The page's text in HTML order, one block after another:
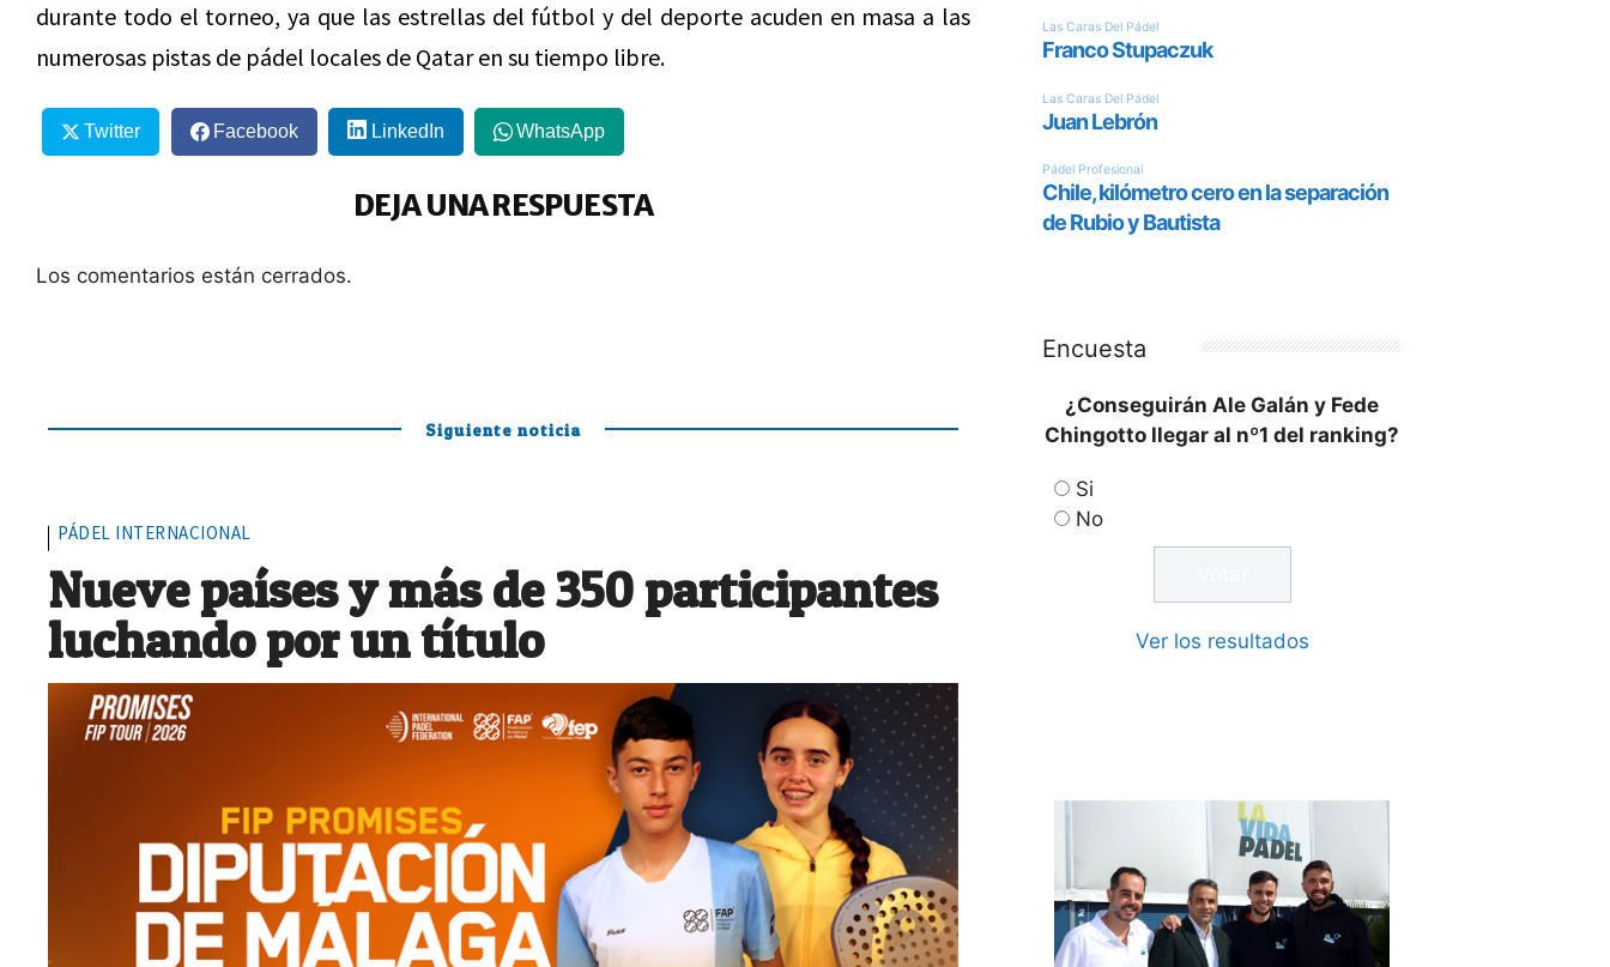
durante todo el torneo, ya que las estrellas del fútbol y del deporte acuden en masa a las
numerosas pistas de pádel locales de Qatar en su tiempo libre.
Twitter Facebook LinkedIn WhatsApp
DEJA UNA RESPUESTA
Los comentarios están cerrados.
Siguiente noticia
PÁDEL INTERNACIONAL
Nueve países y más de 350 participantes
luchando por un título
Encuesta
¿Conseguirán Ale Galán y Fede
Chingotto llegar al nº1 del ranking?
Si
No
Ver los resultados